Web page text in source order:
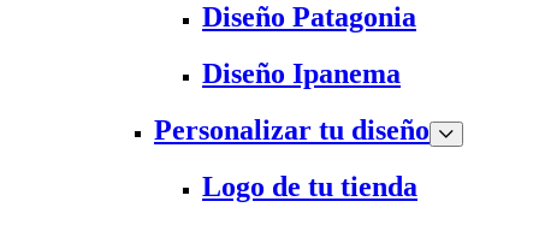
Diseño Patagonia
Diseño Ipanema
Personalizar tu diseño
Logo de tu tienda